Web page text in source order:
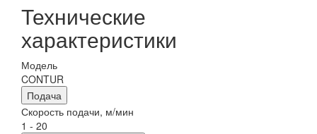
Технические
характеристики
Модель
CONTUR
Подача
Скорость подачи, м/мин
1 - 20